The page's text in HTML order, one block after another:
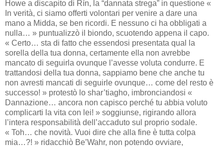
Howe a discapito di Rín, la “dannata strega” in questione «
In verità, ci siamo offerti volontari per venire a dare una
mano a Midda, se ben ricordi. E nessuno ci ha obbligati a
nulla… » puntualizzò il biondo, scuotendo appena il capo.
« Certo… sta di fatto che essendosi presentata qual la
sorella della tua donna, certamente ella non avrebbe
mancato di seguirla ovunque l’avesse voluta condurre. E
trattandosi della tua donna, sappiamo bene che anche tu
non avresti mancati di seguirle ovunque… come del resto è
successo! » protestò lo shar’tiagho, imbronciandosi «
Dannazione… ancora non capisco perché tu abbia voluto
complicarti la vita con lei! » soggiunse, rigirando allora
l’intera responsabilità dell’accaduto sul proprio sodale.
« Toh… che novità. Vuoi dire che alla fine è tutta colpa
mia…?! » ridacchiò Be’Wahr, non potendo ovviare,